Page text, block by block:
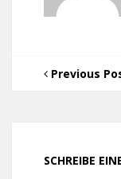
Previous
SCHREIBE